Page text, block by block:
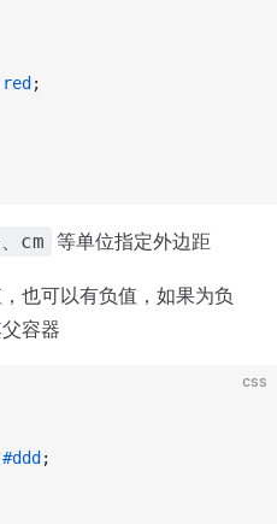
red ;
cm 等单位指定外边距
也可以有负值，如果为负
容器
css
#ddd ;